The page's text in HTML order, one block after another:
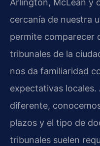
Arlington, McLean y
cercanía de nuestra
permite comparecer
tribunales de la
nos da familiaridad
expectativas locales.
diferente,
plazos y el tipo de
tribunales suelen